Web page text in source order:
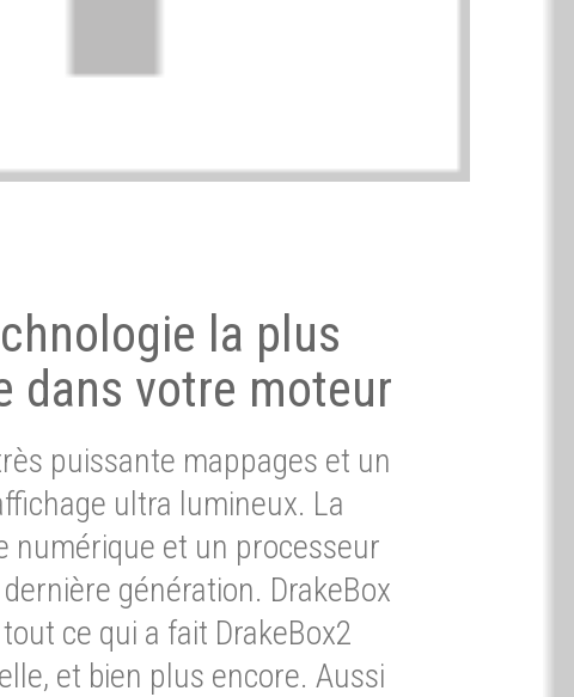
la plus
dans votre moteur
puissante mappages et un
ultra lumineux. La
numérique et un processeur
génération. DrakeBox
ce qui a fait DrakeBox2
et bien plus encore. Aussi